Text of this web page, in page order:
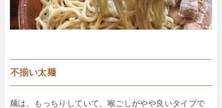
不揃い太麺
麺は、もっちりしていて、喉ごしがやや良いタイプで